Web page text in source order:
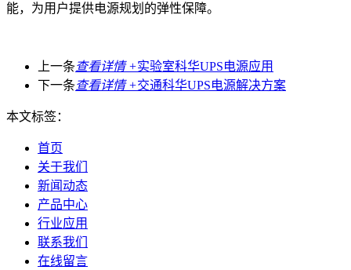
能，为用户提供电源规划的弹性保障。
上一条查看详情 +实验室科华UPS电源应用
下一条查看详情 +交通科华UPS电源解决方案
本文标签：
首页
关于我们
新闻动态
产品中心
行业应用
联系我们
在线留言